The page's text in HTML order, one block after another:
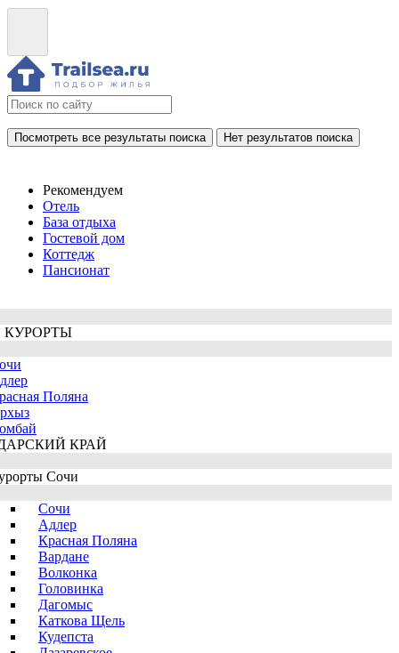
Посмотреть все результаты поиска Нет результатов поиска
Рекомендуем
Отель
База отдыха
Гостевой дом
Коттедж
Пансионат
КУРОРТЫ
Поляна
КРАЙ
Сочи
Сочи
Адлер
Красная Поляна
Вардане
Волконка
Головинка
Дагомыс
Каткова Щель
Кудепста